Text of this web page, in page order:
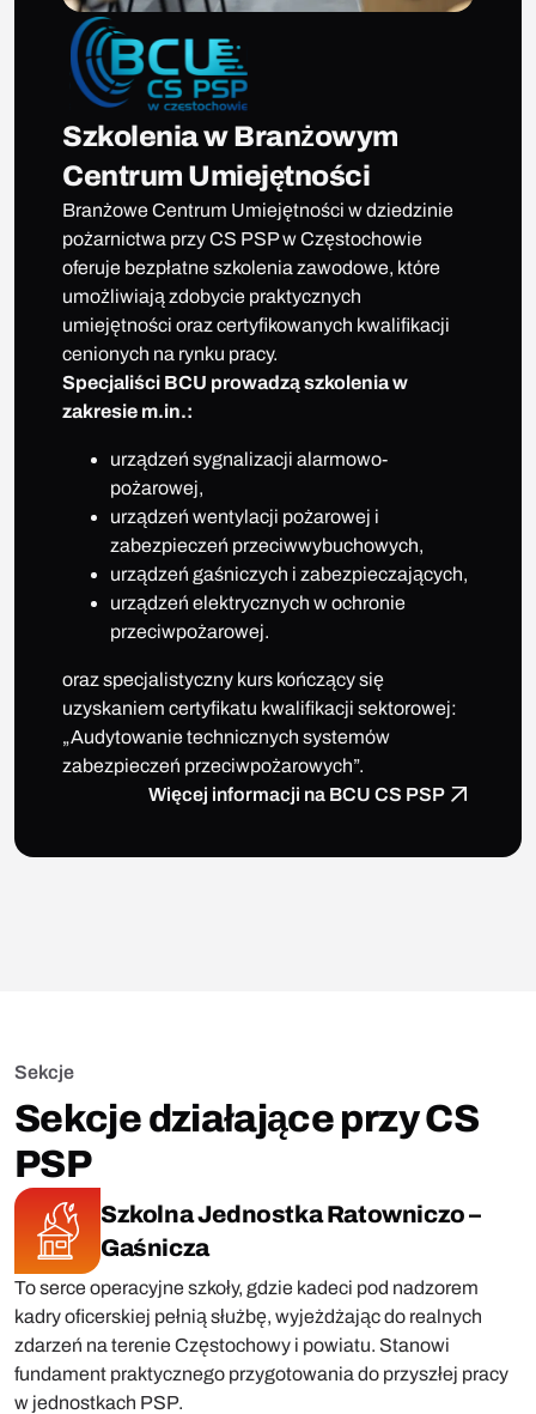
Szkolenia w Branżowym
Centrum Umiejętności
Branżowe Centrum Umiejętności w dziedzinie
pożarnictwa przy CS PSP w Częstochowie
oferuje bezpłatne szkolenia zawodowe, które
umożliwiają zdobycie praktycznych
umiejętności oraz certyfikowanych kwalifikacji
cenionych na rynku pracy.
Specjaliści BCU prowadzą szkolenia w
zakresie m.in.:
urządzeń sygnalizacji alarmowo-
pożarowej,
urządzeń wentylacji pożarowej i
zabezpieczeń przeciwwybuchowych,
urządzeń gaśniczych i zabezpieczających,
urządzeń elektrycznych w ochronie
przeciwpożarowej.
oraz specjalistyczny kurs kończący się
uzyskaniem certyfikatu kwalifikacji sektorowej:
„Audytowanie technicznych systemów
zabezpieczeń przeciwpożarowych”.
Więcej informacji na BCU CS PSP
Sekcje
Sekcje działające przy CS
PSP
Szkolna Jednostka Ratowniczo –
Gaśnicza
To serce operacyjne szkoły, gdzie kadeci pod nadzorem
kadry oficerskiej pełnią służbę, wyjeżdżając do realnych
zdarzeń na terenie Częstochowy i powiatu. Stanowi
fundament praktycznego przygotowania do przyszłej pracy
w jednostkach PSP.